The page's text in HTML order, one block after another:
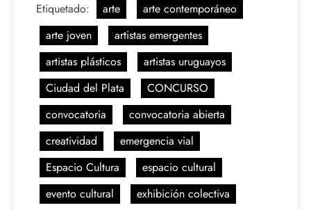
Etiquetado: arte
arte contemporáneo
arte joven
artistas emergentes
artistas plásticos
artistas uruguayos
Ciudad del Plata
CONCURSO
convocatoria
convocatoria abierta
creatividad
emergencia vial
Espacio Cultura
espacio cultural
evento cultural
exhibición colectiva